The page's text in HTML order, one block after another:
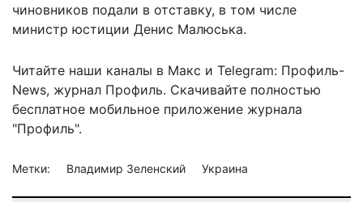
чиновников подали в отставку, в том числе
министр юстиции Денис Малюська.
Читайте наши каналы в Макс и Telegram: Профиль-
News, журнал Профиль. Скачивайте полностью
бесплатное мобильное приложение журнала
"Профиль".
Метки: Владимир Зеленский Украина